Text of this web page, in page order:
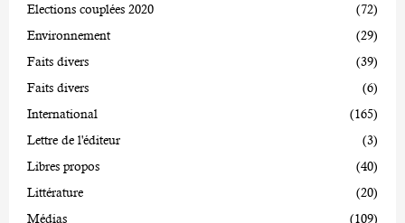
Elections couplées 2020
(72)
Environnement
(29)
Faits divers
(39)
Faits divers
(6)
International
(165)
Lettre de l'éditeur
(3)
Libres propos
(40)
Littérature
(20)
Médias
(109)